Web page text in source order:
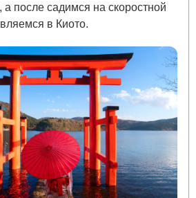
а после садимся на скоростной
в Киото.